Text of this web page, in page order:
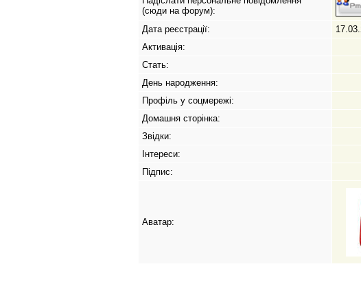
(сюди на форум):
Дата реєстрації:
Активація:
Стать:
День народження:
Профіль у соцмережі:
Домашня сторінка:
Звідки:
Інтереси:
Підпис:
Аватар: